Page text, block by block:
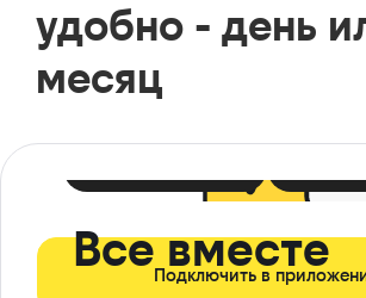
удобно - день
месяц
Все вместе
Подключить в